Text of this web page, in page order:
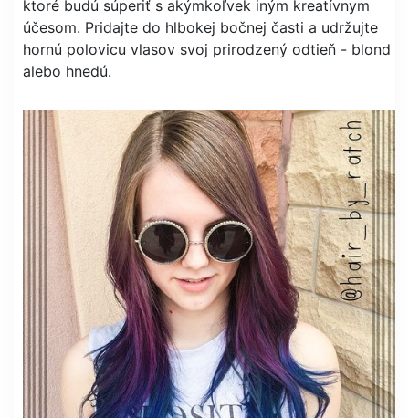
ktoré budú súperiť s akýmkoľvek iným kreatívnym
účesom. Pridajte do hlbokej bočnej časti a udržujte
hornú polovicu vlasov svoj prirodzený odtieň - blond
alebo hnedú.